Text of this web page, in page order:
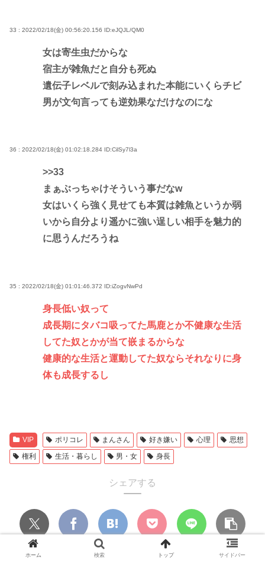
33 : 2022/02/18(金) 00:56:20.156 ID:eJQJL/QM0
女は寄生虫だからな
宿主が雑魚だと自分も死ぬ
遺伝子レベルで刻み込まれた本能にいくらチビ
男が文句言っても逆効果なだけなのにな
36 : 2022/02/18(金) 01:02:18.284 ID:CilSy7l3a
>>33
まぁぶっちゃけそういう事だなw
女はいくら強く見せても本質は雑魚というか弱
いから自分より遥かに強い逞しい相手を魅力的
に思うんだろうね
35 : 2022/02/18(金) 01:01:46.372 ID:iZogvNwPd
身長低い奴って
成長期にタバコ吸ってた馬鹿とか不健康な生活
してた奴とかが当て嵌まるからな
健康的な生活と運動してた奴ならそれなりに身
体も成長するし
VIP ポリコレ まんさん 好き嫌い 心理
思想
権利
生活・暮らし 男・女 身長
シェアする
ホーム 検索 トップ サイドバー